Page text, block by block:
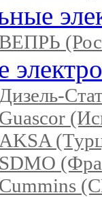
Cummins